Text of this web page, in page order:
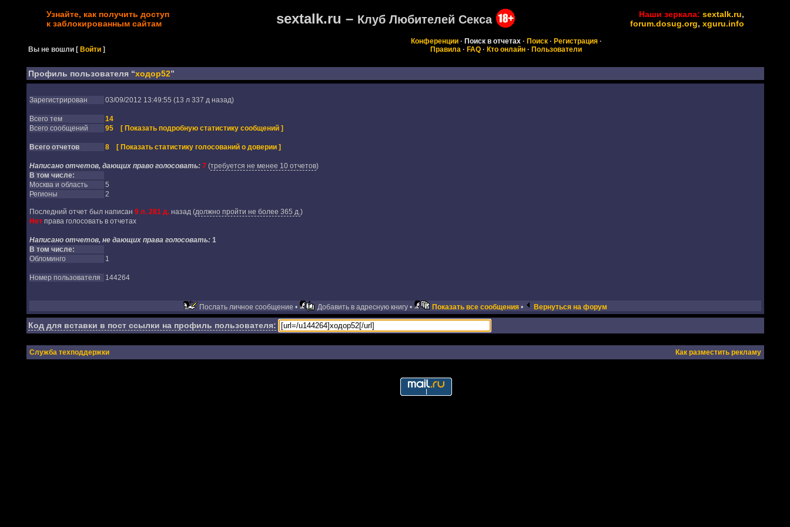
Узнайте, как получить доступ
к заблокированным сайтам
sextalk.ru – Клуб Любителей Секса Наши зеркала: sextalk.ru,
forum.dosug.org, xguru.info
Вы не вошли [Войти ]
Конференции· Поиск в отчетах· Поиск· Регистрация·
Правила · FAQ · Кто онлайн · Пользователи
Профиль пользователя “ходор52”
Зарегистрирован 03/09/2012 13:49:55 (13 л 337 д назад)
Всего тем
14
Всего сообщений
95 [ Показать подробную статистику сообщений ]
Всего отчетов 8 [ Показать статистику голосований о доверии ]
Написано отчетов, дающих право голосовать: 7(требуется не менее 10 отчетов)
В том числе:
Москва и область
5
Регионы
2
Последний отчет был написан 9 л. 281 д.назад(должно пройти не более 365 д.)
Нетправа голосовать в отчетах
Написано отчетов, не дающих права голосовать: 1
В том числе:
Обломинго
1
Номер пользователя 144264
Послать личное сообщение • Добавить в адресную книгу • Показать все сообщения• Вернуться на форум
Код для вставки в пост ссылки на профиль пользователя:
Служба техподдержки Как разместить рекламу